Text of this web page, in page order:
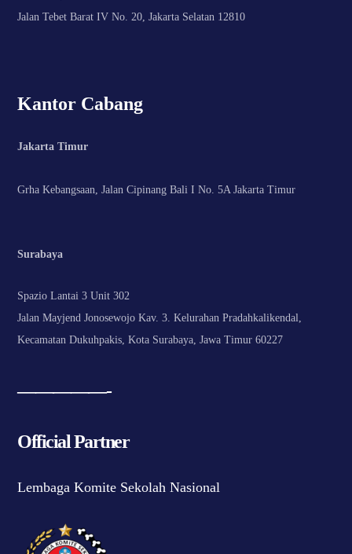
Jalan Tebet Barat IV No. 20, Jakarta Selatan 12810
Kantor Cabang
Jakarta Timur
Grha Kebangsaan, Jalan Cipinang Bali I No. 5A Jakarta Timur
Surabaya
Spazio Lantai 3 Unit 302
Jalan Mayjend Jonosewojo Kav. 3. Kelurahan Pradahkalikendal,
Kecamatan Dukuhpakis, Kota Surabaya, Jawa Timur 60227
—————-
Official Partner
Lembaga Komite Sekolah Nasional